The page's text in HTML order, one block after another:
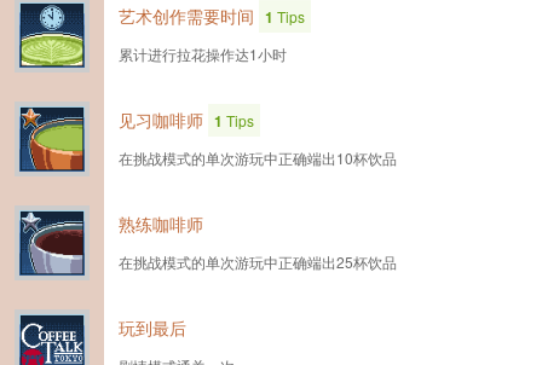
艺术创作需要时间 1 Tips
累计进行拉花操作达1小时
见习咖啡师 1 Tips
在挑战模式的单次游玩中正确端出10杯饮品
熟练咖啡师
在挑战模式的单次游玩中正确端出25杯饮品
玩到最后